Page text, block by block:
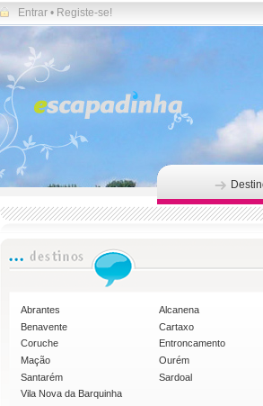
Entrar • Registe-se!
Abrantes Alcanena
Benavente
Cartaxo
Coruche
Entroncamento
Mação
Ourém
Santarém
Sardoal
Vila Nova da Barquinha